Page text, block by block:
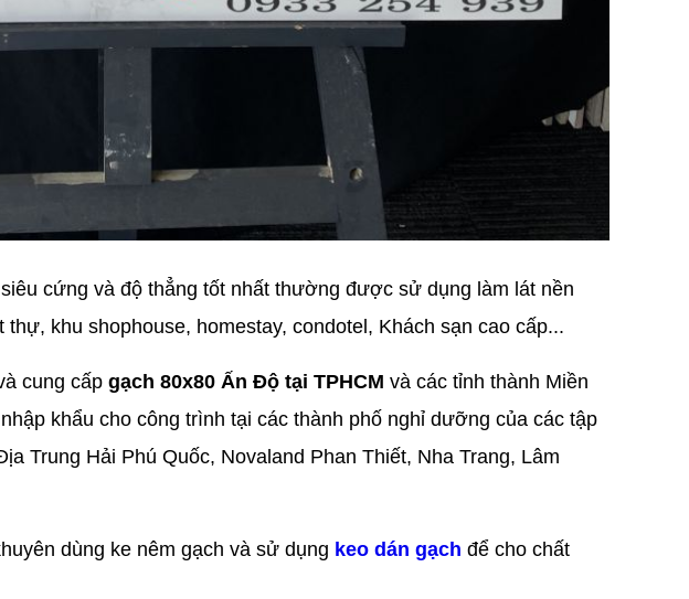
cứng và độ thẳng tốt nhất thường được sử dụng làm lát nền
khu shophouse, homestay, condotel, Khách sạn cao cấp...
cung cấp gạch 80x80 Ấn Độ tại TPHCM và các tỉnh thành Miền
khẩu cho công trình tại các thành phố nghỉ dưỡng của các tập
Trung Hải Phú Quốc, Novaland Phan Thiết, Nha Trang, Lâm
dùng ke nêm gạch và sử dụng keo dán gạch để cho chất